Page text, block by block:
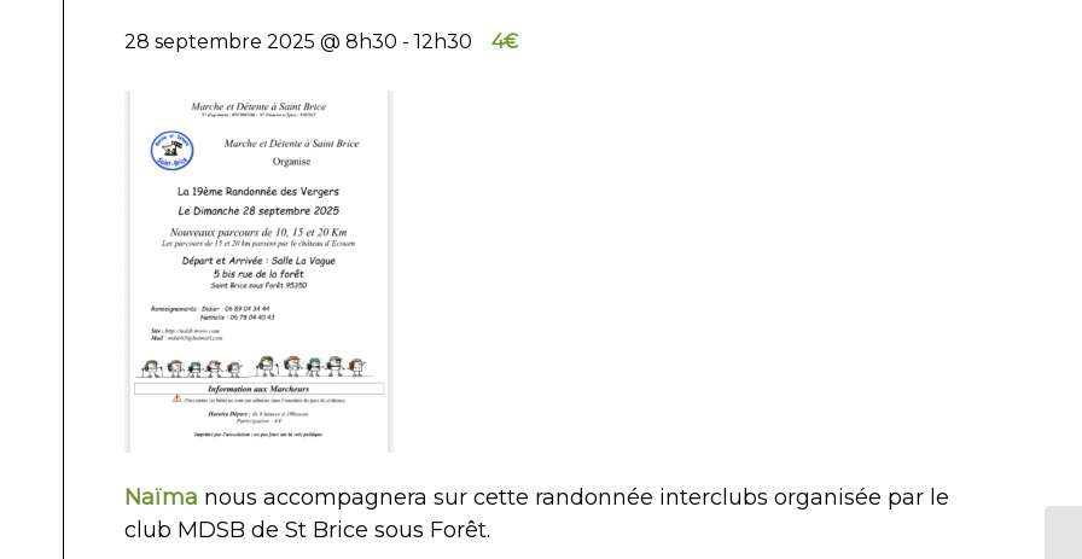
28 septembre 2025 @ 8h30 - 12h30 4€
Naïma nous accompagnera sur cette randonnée interclubs organisée par le
club MDSB de St Brice sous Forêt.